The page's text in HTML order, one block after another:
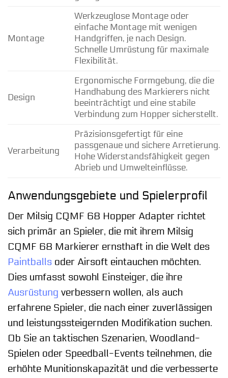
Montage
Werkzeuglose Montage oder
einfache Montage mit wenigen
Handgriffen, je nach Design.
Schnelle Umrüstung für maximale
Flexibilität.
Design
Ergonomische Formgebung, die die
Handhabung des Markierers nicht
beeinträchtigt und eine stabile
Verbindung zum Hopper sicherstellt.
Verarbeitung
Präzisionsgefertigt für eine
passgenaue und sichere Arretierung.
Hohe Widerstandsfähigkeit gegen
Abrieb und Umwelteinflüsse.
Anwendungsgebiete und Spielerprofil
Der Milsig CQMF 68 Hopper Adapter richtet
sich primär an Spieler, die mit ihrem Milsig
CQMF 68 Markierer ernsthaft in die Welt des
Paintballs oder Airsoft eintauchen möchten.
Dies umfasst sowohl Einsteiger, die ihre
Ausrüstung verbessern wollen, als auch
erfahrene Spieler, die nach einer zuverlässigen
und leistungssteigernden Modifikation suchen.
Ob Sie an taktischen Szenarien, Woodland-
Spielen oder Speedball-Events teilnehmen, die
erhöhte Munitionskapazität und die verbesserte